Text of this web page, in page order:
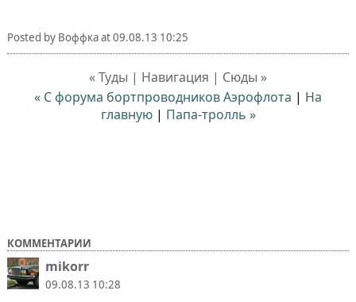
Posted by Воффкаat09.08.13 10:25
« Туды | Навигация | Сюды »
« С форума бортпроводников Аэрофлота | На
главную| Папа-тролль »
КОММЕНТАРИИ
mikorr
09.08.13 10:28